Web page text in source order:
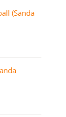
(Sanda